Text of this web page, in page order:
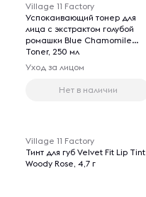
Village 11 Factory
Успокаивающий тонер для
лица с экстрактом голубой
ромашки Blue Chamomile
Toner, 250 мл
Уход за лицом
Нет в наличии
Village 11 Factory
Тинт для губ Velvet Fit Lip Tint
Woody Rose, 4,7 г